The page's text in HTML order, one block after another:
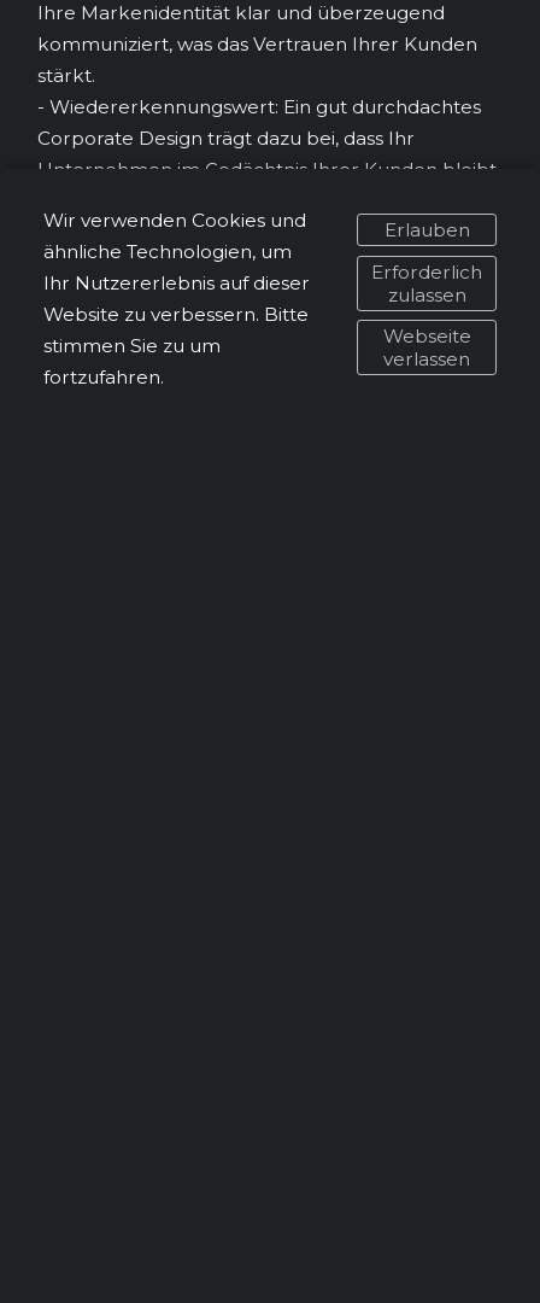
Ihre Markenidentität klar und überzeugend
kommuniziert, was das Vertrauen Ihrer Kunden
stärkt.
- Wiedererkennungswert: Ein gut durchdachtes
Corporate Design trägt dazu bei, dass Ihr
Unternehmen im Gedächtnis Ihrer Kunden bleibt
eine einprägsame und einzigartige visuelle
Präsenz schafft.
Lassen Sie mich Ihnen dabei helfen, ein Corporate
Design zu entwickeln, das Ihre Marke zum Leben
erweckt und Ihnen dabei hilft, Ihre Geschäftsziele
Wir verwenden Cookies und
ähnliche Technologien, um
Ihr Nutzererlebnis auf dieser
Website zu verbessern. Bitte
stimmen Sie zu um
fortzufahren.
Erlauben
Erforderlich
zulassen
Webseite
verlassen